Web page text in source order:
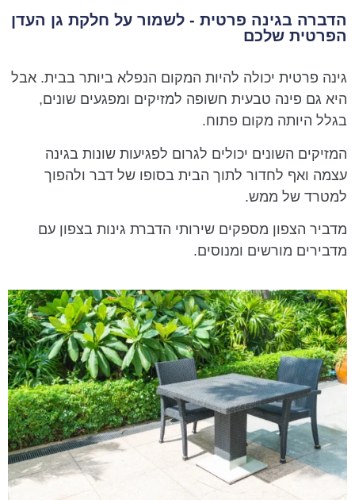
הדברה בגינה פרטית - לשמור על חלקת גן העדן
הפרטית שלכם
גינה פרטית יכולה להיות המקום הנפלא ביותר בבית. אבל
היא גם פינה טבעית חשופה למזיקים ומפגעים שונים,
בגלל היותה מקום פתוח.
המזיקים השונים יכולים לגרום לפגיעות שונות בגינה
עצמה ואף לחדור לתוך הבית בסופו של דבר ולהפוך
למטרד של ממש.
מדביר הצפון מספקים שירותי הדברת גינות בצפון עם
מדבירים מורשים ומנוסים.